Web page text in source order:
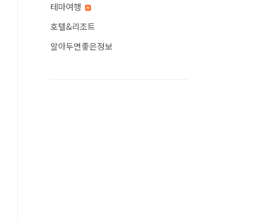
테마여행
호텔&리조트
알아두면좋은정보